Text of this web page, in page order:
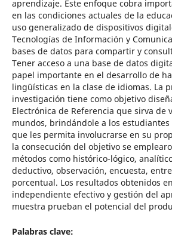
aprendizaje. Este enfoque cobra
en las condiciones actuales de la
uso generalizado de dispositivos
Tecnologías de Información y
bases de datos para compartir y
Tener acceso a una base de datos
papel importante en el desarrollo de
lingüísticas en la clase de idiomas. La
investigación tiene como objetivo
Electrónica de Referencia que sirva de
mundos, brindándole a los
que les permita involucrarse en su
la consecución del objetivo se
métodos como histórico-lógico,
deductivo, observación, encuesta,
porcentual. Los resultados obtenidos
independiente efectivo y gestión del
muestra prueban el potencial del
Palabras clave: